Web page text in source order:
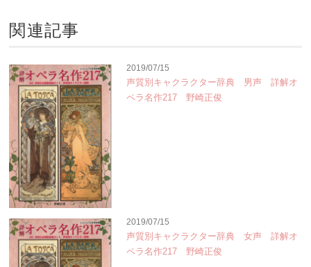
関連記事
2019/07/15
声質別キャクラクター辞典 男声 詳解オ
ペラ名作217 野崎正俊
2019/07/15
声質別キャクラクター辞典 女声 詳解オ
ペラ名作217 野崎正俊